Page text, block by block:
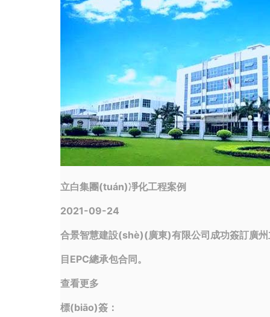
立白集團(tuán)凈化工程案例
2021-09-24
合景智慧建設(shè)(廣東)有限公司成功簽訂廣
目EPC總承包合同。
查看更多
標(biāo)簽：